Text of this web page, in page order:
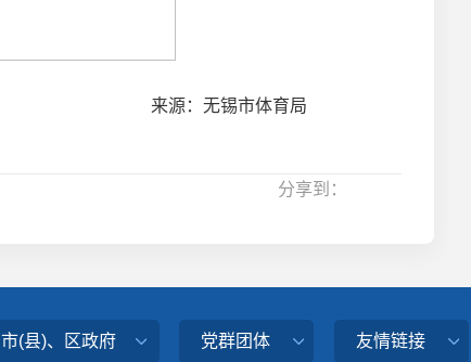
来源：无锡市体育局
分享到：
市(县)、区政府 党群团体 友情链接